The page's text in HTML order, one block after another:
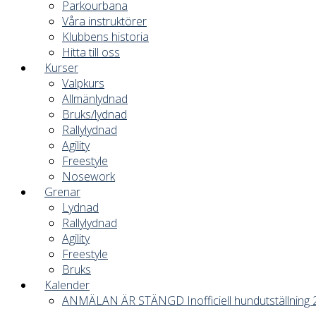
Parkourbana
Våra instruktörer
Klubbens historia
Hitta till oss
Kurser
Valpkurs
Allmänlydnad
Bruks/lydnad
Rallylydnad
Agility
Freestyle
Nosework
Grenar
Lydnad
Rallylydnad
Agility
Freestyle
Bruks
Kalender
ANMÄLAN ÄR STÄNGD Inofficiell hundutställning